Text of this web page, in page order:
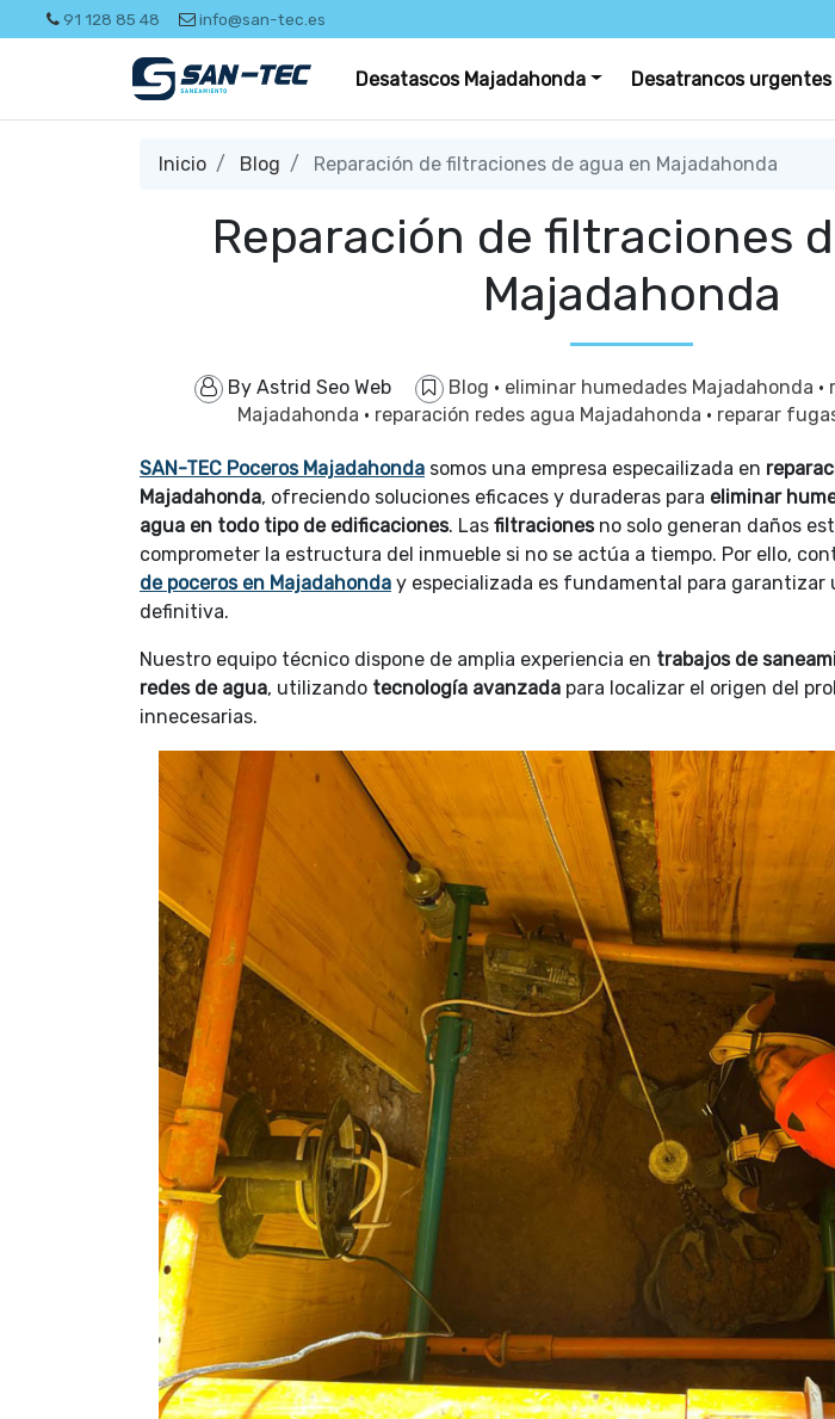
91 128 85 48 info@san-tec.es
Desatascos Majadahonda Desatrancos
Inicio Blog Reparación de filtraciones de agua en Majadahonda
Reparación de filtraciones
Majadahonda
By Astrid Seo Web Blog · eliminar humedades Majadahonda ·
Majadahonda · reparación redes agua Majadahonda · reparar
SAN-TEC Poceros Majadahonda somos una empresa especailizada en
Majadahonda, ofreciendo soluciones eficaces y duraderas para eliminar
agua en todo tipo de edificaciones. Las filtraciones no solo generan daños
comprometer la estructura del inmueble si no se actúa a tiempo. Por ello,
de poceros en Majadahonda y especializada es fundamental para garantizar
definitiva.
Nuestro equipo técnico dispone de amplia experiencia en trabajos de
redes de agua, utilizando tecnología avanzada para localizar el origen del
innecesarias.